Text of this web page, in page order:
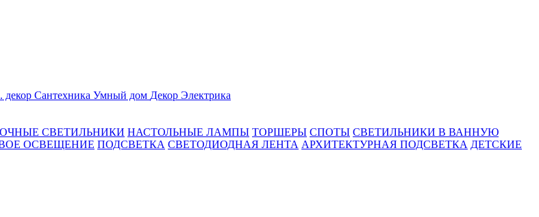
декор Сантехника Умный дом Декор Электрика
СВЕТИЛЬНИКИ НАСТОЛЬНЫЕ ЛАМПЫ ТОРШЕРЫ СПОТЫ СВЕТИЛЬНИКИ В ВАННУЮ
ОСВЕЩЕНИЕ ПОДСВЕТКА СВЕТОДИОДНАЯ ЛЕНТА АРХИТЕКТУРНАЯ ПОДСВЕТКА ДЕТСКИЕ